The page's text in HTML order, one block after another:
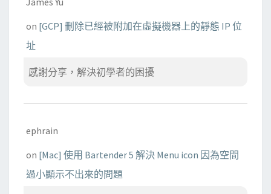
on [GCP] 刪除已經被附加在虛擬機器上的靜態 IP 位
址
感謝分享，解決初學者的困擾
ephrain
on [Mac] 使用 Bartender 5 解決 Menu icon 因為空間
過小顯示不出來的問題